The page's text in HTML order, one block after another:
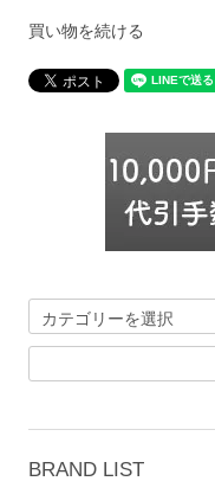
買い物を続ける
BRAND LIST